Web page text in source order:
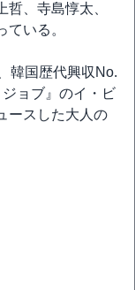
、寺島惇太、
いる。
韓国歴代興収No.
ョブ』のイ・ビ
ースした大人の